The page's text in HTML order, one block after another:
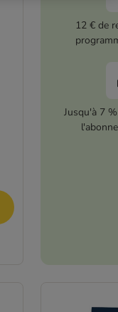
12 € de
Jusqu'à 7